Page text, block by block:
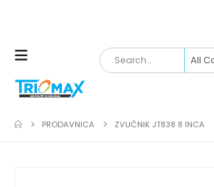
PRODAVNICA ZVUČNIK JT838 8 INCA